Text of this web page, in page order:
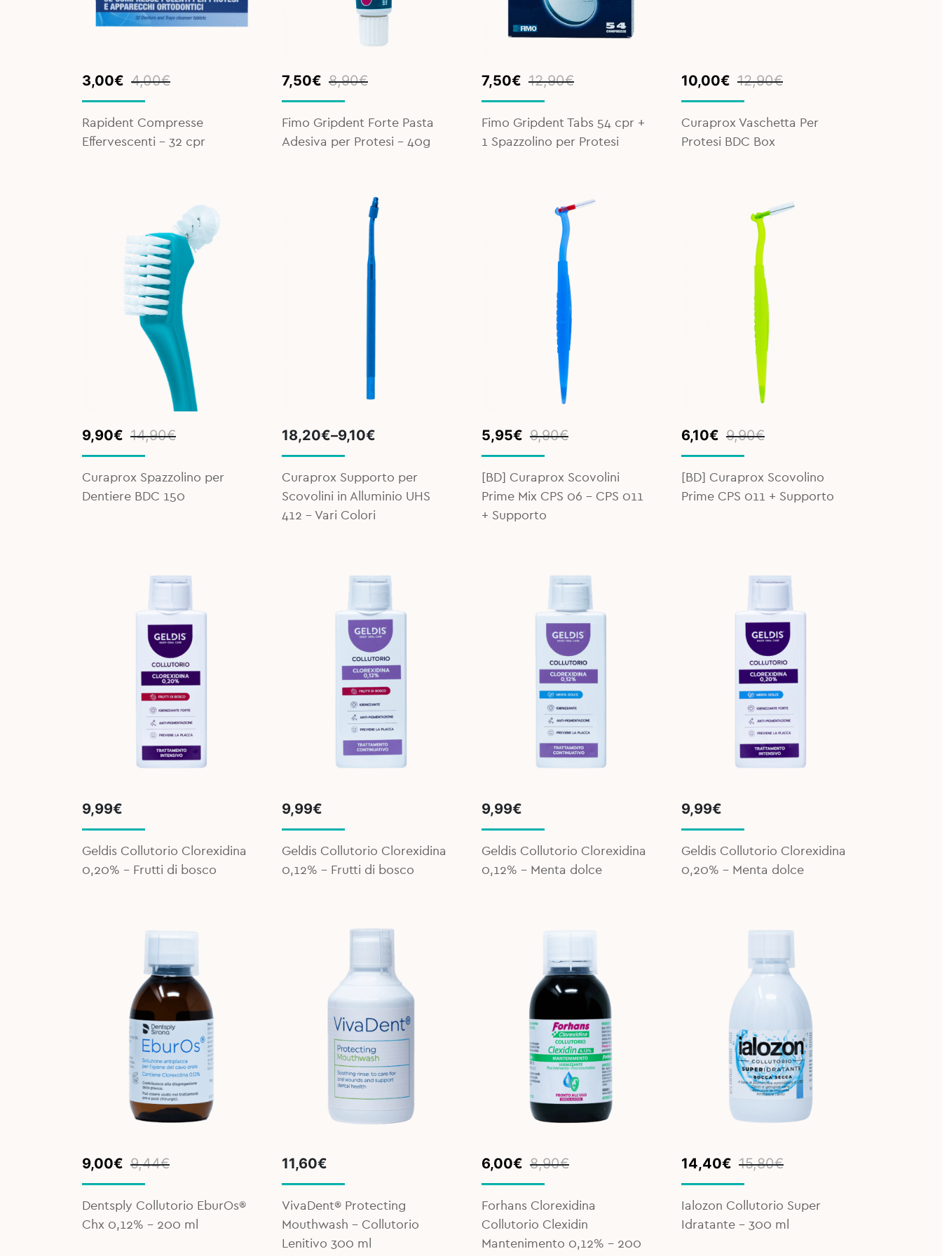
4,00€
Original
price
was:
4,00€.
3,00€
Current
price
3,00€.
Rapident Compresse
Effervescenti - 32 cpr
8,90€
Original
price
was:
8,90€.
7,50€
Current
price
is:
7,50€.
Fimo Gripdent Forte Pasta
Adesiva per Protesi - 40g
12,90€
Original
price
was:
12,90€.
7,50€
Current
price
is:
7,50€.
Fimo Gripdent Tabs 54 cpr +
1 Spazzolino per Protesi
12,90€
Original
price
12,90€.
10,00€
Current
price
10,00€.
Curaprox Vaschetta Per
Protesi BDC Box
14,90€
Original
price
14,90€.
9,90€
Current
price
9,90€.
Curaprox Spazzolino per
Dentiere BDC 150
9,10€
–
18,20€
Price
range:
through
18,20€
Curaprox Supporto per
Scovolini in Alluminio UHS
412 - Vari Colori
9,90€
Original
price
was:
9,90€.
5,95€
Current
price
is:
5,95€.
[BD] Curaprox Scovolini
Prime Mix CPS 06 - CPS 011
+ Supporto
9,90€
Original
price
was:
9,90€.
6,10€
Current
price
is:
6,10€.
[BD] Curaprox Scovolino
Prime CPS 011 + Supporto
9,99€
Geldis Collutorio Clorexidina
0,20% - Frutti di bosco
9,99€
Geldis Collutorio Clorexidina
0,12% - Frutti di bosco
9,99€
Geldis Collutorio Clorexidina
0,12% - Menta dolce
9,99€
Geldis Collutorio Clorexidina
0,20% - Menta dolce
9,44€
Original
price
9,44€.
9,00€
Current
price
9,00€.
Dentsply Collutorio EburOs®
Chx 0,12% - 200 ml
11,60€
VivaDent® Protecting
Mouthwash - Collutorio
Lenitivo 300 ml
8,90€
Original
price
was:
8,90€.
6,00€
Current
price
6,00€.
Forhans Clorexidina
Collutorio Clexidin
Mantenimento 0,12% - 200
15,80€
Original
price
was:
15,80€.
14,40€
Current
price
is:
14,40€.
Ialozon Collutorio Super
Idratante - 300 ml